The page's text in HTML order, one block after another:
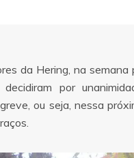
da Hering, na semana
por
ou seja, nessa